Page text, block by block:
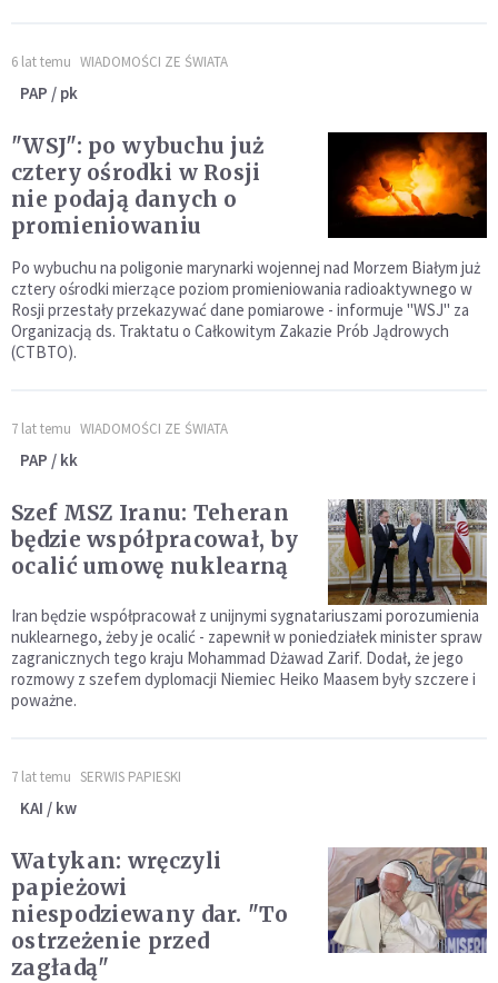
6 lat temu WIADOMOŚCI ZE ŚWIATA
PAP / pk
"WSJ": po wybuchu już
cztery ośrodki w Rosji
nie podają danych o
promieniowaniu
Po wybuchu na poligonie marynarki wojennej nad Morzem Białym już
cztery ośrodki mierzące poziom promieniowania radioaktywnego w
Rosji przestały przekazywać dane pomiarowe - informuje "WSJ" za
Organizacją ds. Traktatu o Całkowitym Zakazie Prób Jądrowych
(CTBTO).
7 lat temu WIADOMOŚCI ZE ŚWIATA
PAP / kk
Szef MSZ Iranu: Teheran
będzie współpracował, by
ocalić umowę nuklearną
Iran będzie współpracował z unijnymi sygnatariuszami porozumienia
nuklearnego, żeby je ocalić - zapewnił w poniedziałek minister spraw
zagranicznych tego kraju Mohammad Dżawad Zarif. Dodał, że jego
rozmowy z szefem dyplomacji Niemiec Heiko Maasem były szczere i
poważne.
7 lat temu SERWIS PAPIESKI
KAI / kw
Watykan: wręczyli
papieżowi
niespodziewany dar. "To
ostrzeżenie przed
zagładą"